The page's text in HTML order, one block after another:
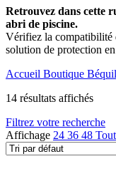
Retrouvez dans cette
abri de piscine.
Vérifiez la compatibilité
solution de protection en
Accueil Boutique
14 résultats affichés
Filtrez votre recherche
Affichage 24 36 48 Tout